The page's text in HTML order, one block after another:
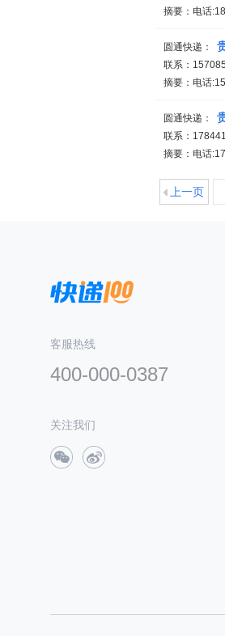
摘要：电话
圆通快递：
联系：
摘要：电话
圆通快递：
联系：
摘要：电话
上一页
客服热线
400-000-0387
关注我们